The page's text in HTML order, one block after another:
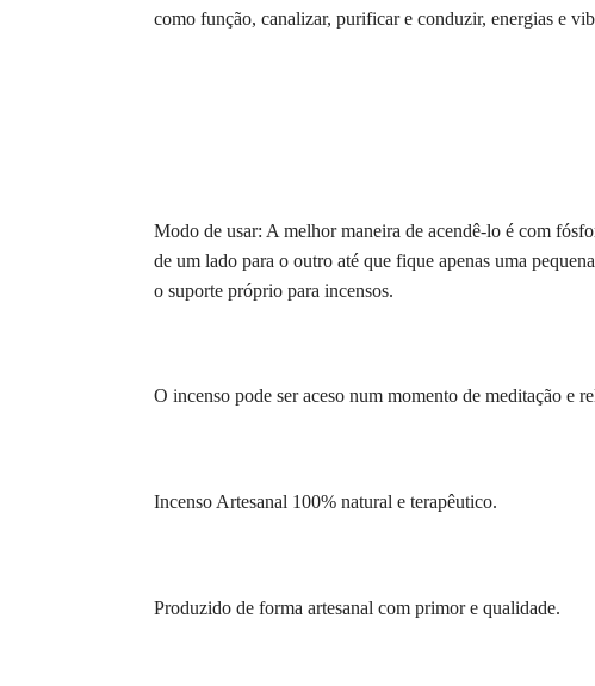
como função, canalizar, purificar e conduzir, energias e
Modo de usar: A melhor maneira de acendê-lo é com
de um lado para o outro até que fique apenas uma
o suporte próprio para incensos.
O incenso pode ser aceso num momento de meditação e
Incenso Artesanal 100% natural e terapêutico.
Produzido de forma artesanal com primor e qualidade.